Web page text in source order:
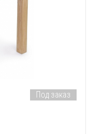
Под заказ